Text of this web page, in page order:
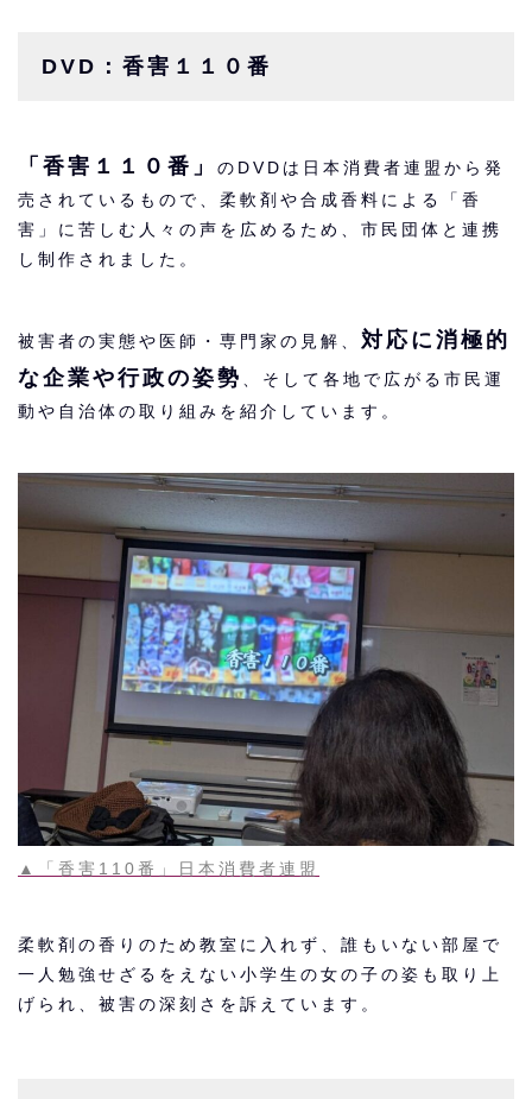
DVD：香害１１０番
「香害１１０番」
のDVDは日本消費者連盟から発
売されているもので、柔軟剤や合成香料による「香
害」に苦しむ人々の声を広めるため、市民団体と連携
し制作されました。
被害者の実態や医師・専門家の見解、 対応に消極的
な企業や行政の姿勢
、そして各地で広がる市民運
動や自治体の取り組みを紹介しています。
▲「香害110番」日本消費者連盟
柔軟剤の香りのため教室に入れず、誰もいない部屋で
一人勉強せざるをえない小学生の女の子の姿も取り上
げられ、被害の深刻さを訴えています。